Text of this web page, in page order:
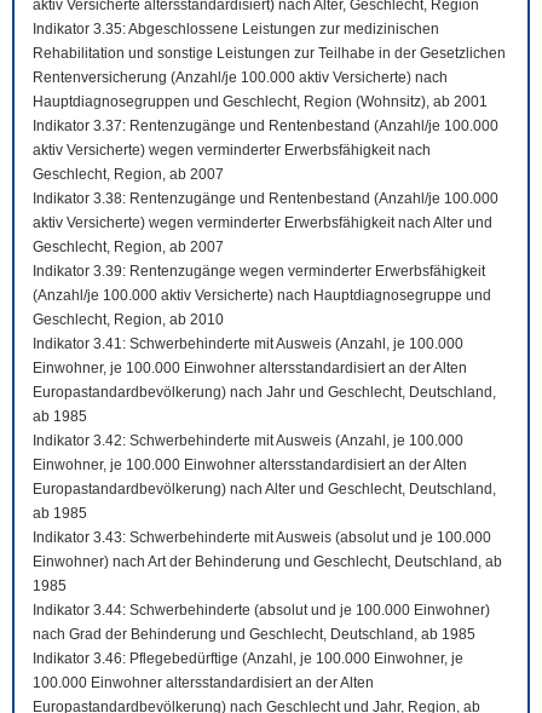
aktiv Versicherte altersstandardisiert) nach Alter, Geschlecht, Region
Indikator 3.35: Abgeschlossene Leistungen zur medizinischen
Rehabilitation und sonstige Leistungen zur Teilhabe in der Gesetzlichen
Rentenversicherung (Anzahl/je 100.000 aktiv Versicherte) nach
Hauptdiagnosegruppen und Geschlecht, Region (Wohnsitz), ab 2001
Indikator 3.37: Rentenzugänge und Rentenbestand (Anzahl/je 100.000
aktiv Versicherte) wegen verminderter Erwerbsfähigkeit nach
Geschlecht, Region, ab 2007
Indikator 3.38: Rentenzugänge und Rentenbestand (Anzahl/je 100.000
aktiv Versicherte) wegen verminderter Erwerbsfähigkeit nach Alter und
Geschlecht, Region, ab 2007
Indikator 3.39: Rentenzugänge wegen verminderter Erwerbsfähigkeit
(Anzahl/je 100.000 aktiv Versicherte) nach Hauptdiagnosegruppe und
Geschlecht, Region, ab 2010
Indikator 3.41: Schwerbehinderte mit Ausweis (Anzahl, je 100.000
Einwohner, je 100.000 Einwohner altersstandardisiert an der Alten
Europastandardbevölkerung) nach Jahr und Geschlecht, Deutschland,
ab 1985
Indikator 3.42: Schwerbehinderte mit Ausweis (Anzahl, je 100.000
Einwohner, je 100.000 Einwohner altersstandardisiert an der Alten
Europastandardbevölkerung) nach Alter und Geschlecht, Deutschland,
ab 1985
Indikator 3.43: Schwerbehinderte mit Ausweis (absolut und je 100.000
Einwohner) nach Art der Behinderung und Geschlecht, Deutschland, ab
1985
Indikator 3.44: Schwerbehinderte (absolut und je 100.000 Einwohner)
nach Grad der Behinderung und Geschlecht, Deutschland, ab 1985
Indikator 3.46: Pflegebedürftige (Anzahl, je 100.000 Einwohner, je
100.000 Einwohner altersstandardisiert an der Alten
Europastandardbevölkerung) nach Geschlecht und Jahr, Region, ab